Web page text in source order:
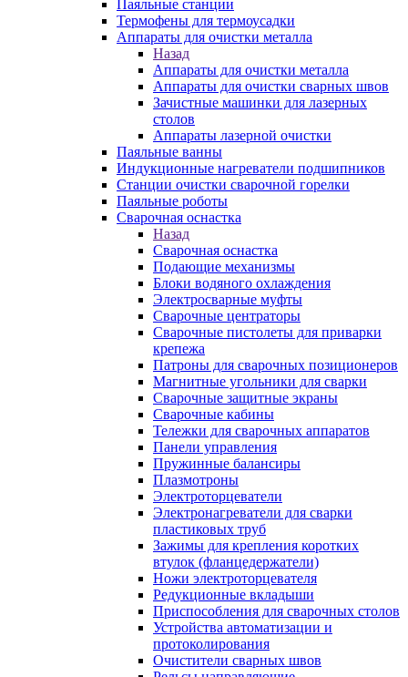
Паяльные станции
Термофены для термоусадки
Аппараты для очистки металла
Назад
Аппараты для очистки металла
Аппараты для очистки сварных швов
Зачистные машинки для лазерных
столов
Аппараты лазерной очистки
Паяльные ванны
Индукционные нагреватели подшипников
Станции очистки сварочной горелки
Паяльные роботы
Сварочная оснастка
Назад
Сварочная оснастка
Подающие механизмы
Блоки водяного охлаждения
Электросварные муфты
Сварочные центраторы
Сварочные пистолеты для приварки
крепежа
Патроны для сварочных позиционеров
Магнитные угольники для сварки
Сварочные защитные экраны
Сварочные кабины
Тележки для сварочных аппаратов
Панели управления
Пружинные балансиры
Плазмотроны
Электроторцеватели
Электронагреватели для сварки
пластиковых труб
Зажимы для крепления коротких
втулок (фланцедержатели)
Ножи электроторцевателя
Редукционные вкладыши
Приспособления для сварочных столов
Устройства автоматизации и
протоколирования
Очистители сварных швов